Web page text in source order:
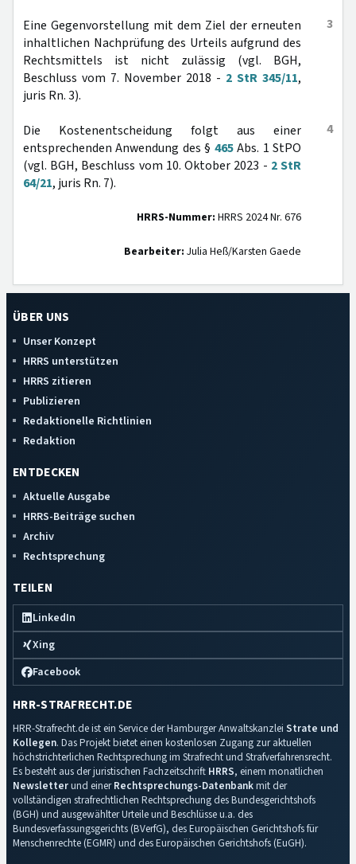
3
Eine Gegenvorstellung mit dem Ziel der erneuten
inhaltlichen Nachprüfung des Urteils aufgrund des
Rechtsmittels ist nicht zulässig (vgl. BGH,
Beschluss vom 7. November 2018 - 2 StR 345/11,
juris Rn. 3).
4
Die Kostenentscheidung folgt aus einer
entsprechenden Anwendung des § 465Abs. 1 StPO
(vgl. BGH, Beschluss vom 10. Oktober 2023 - 2 StR
64/21, juris Rn. 7).
HRRS-Nummer: HRRS 2024 Nr. 676
Bearbeiter: Julia Heß/Karsten Gaede
ÜBER UNS
Unser Konzept
HRRS unterstützen
HRRS zitieren
Publizieren
Redaktionelle Richtlinien
Redaktion
ENTDECKEN
Aktuelle Ausgabe
HRRS-Beiträge suchen
Archiv
Rechtsprechung
TEILEN
LinkedIn
Xing
Facebook
HRR-STRAFRECHT.DE
HRR-Strafrecht.de ist ein Service der Hamburger Anwaltskanzlei Strate und
Kollegen. Das Projekt bietet einen kostenlosen Zugang zur aktuellen
höchstrichterlichen Rechtsprechung im Strafrecht und Strafverfahrensrecht.
Es besteht aus der juristischen Fachzeitschrift HRRS, einem monatlichen
Newsletterund einerRechtsprechungs-Datenbankmit der
vollständigen strafrechtlichen Rechtsprechung des Bundesgerichtshofs
(BGH) und ausgewählter Urteile und Beschlüsse u.a. des
Bundesverfassungsgerichts (BVerfG), des Europäischen Gerichtshofs für
Menschenrechte (EGMR) und des Europäischen Gerichtshofs (EuGH).